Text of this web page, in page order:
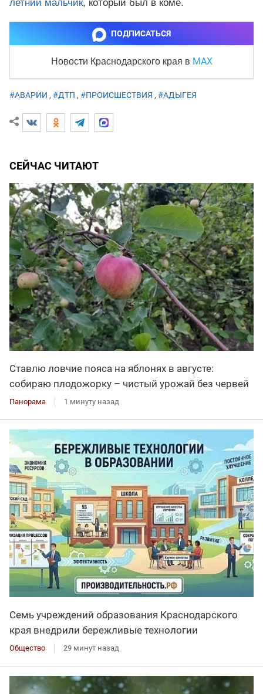
летний мальчик, который был в коме.
ПОДПИСАТЬСЯ
Новости Краснодарского края в MAX
#АВАРИИ , #ДТП , #ПРОИСШЕСТВИЯ , #АДЫГЕЯ
СЕЙЧАС ЧИТАЮТ
Ставлю ловчие пояса на яблонях в августе:
собираю плодожорку – чистый урожай без червей
Панорама 1 минуту назад
Семь учреждений образования Краснодарского
края внедрили бережливые технологии
Общество 29 минут назад